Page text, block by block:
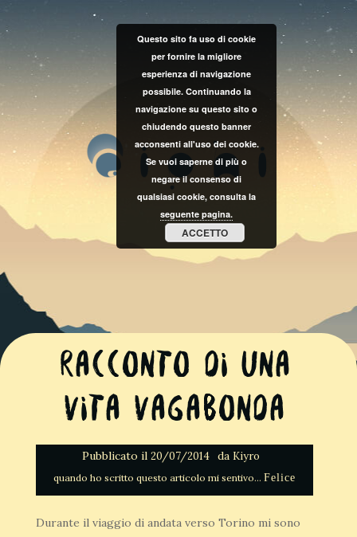
Racconto di una
vita vagabonda
Pubblicato il 20/07/2014 da Kiyro
Felice
Durante il viaggio di andata verso Torino mi sono
Questo sito fa uso di cookie
per fornire la migliore
esperienza di navigazione
possibile. Continuando la
navigazione su questo sito o
chiudendo questo banner
acconsenti all'uso dei cookie.
Se vuoi saperne di più o
negare il consenso di
qualsiasi cookie, consulta la
seguente pagina.
ACCETTO